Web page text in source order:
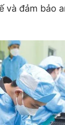
và đảm bảo